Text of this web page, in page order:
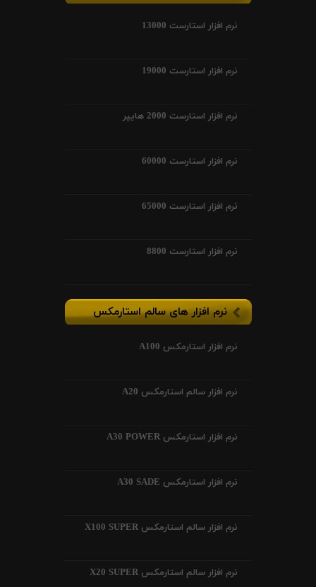
نرم افزار استارست 13000
نرم افزار استارست 19000
نرم افزار استارست 2000 هایپر
نرم افزار استارست 60000
نرم افزار استارست 65000
نرم افزار استارست 8800
نرم افزار های سالم استارمکس
نرم افزار استارمکس A100
نرم افزار سالم استارمکس A20
نرم افزار استارمکس A30 POWER
نرم افزار استارمکس A30 SADE
نرم افزار سالم استارمکس X100 SUPER
نرم افزار سالم استارمکس X20 SUPER